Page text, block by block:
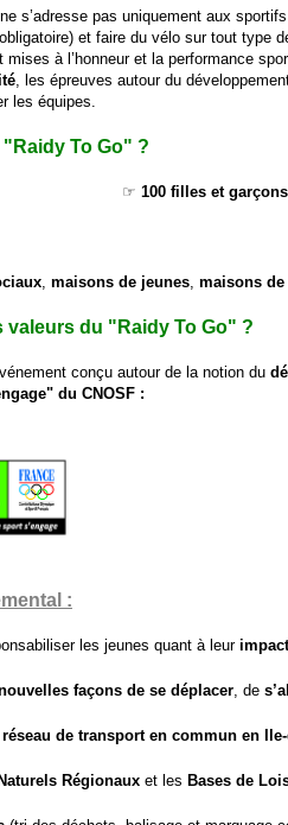
ne s’adresse pas uniquement aux
et faire du vélo sur tout type
mises à l’honneur et la performance
, les épreuves autour du
les équipes.
To Go" ?
☞ 100 filles et garçons
, maisons de jeunes, maisons
valeurs du "Raidy To Go" ?
conçu autour de la notion du
du CNOSF :
:
les jeunes quant à leur
façons de se déplacer, de
réseau de transport en commun en
Régionaux et les Bases de